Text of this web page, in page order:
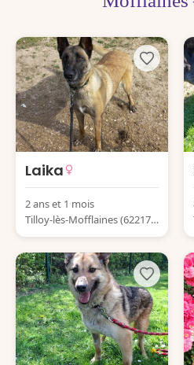
Laika
2 ans et 1 mois
Tilloy-lès-Mofflaines (62217)
France